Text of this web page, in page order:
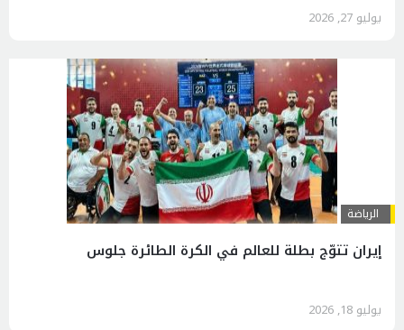
يوليو 27, 2026
الرياضة
إيران تتوّج بطلة للعالم في الكرة الطائرة جلوس
يوليو 18, 2026